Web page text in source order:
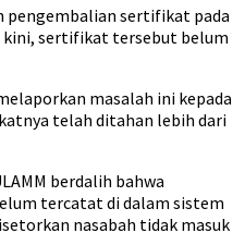
pengembalian sertifikat pada
kini, sertifikat tersebut belum
masalah ini kepada
telah ditahan lebih dari
berdalih bahwa
tercatat di dalam sistem
nasabah tidak masuk